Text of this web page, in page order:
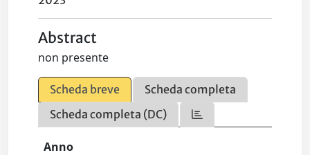
Abstract
non presente
Scheda breve
Scheda completa
Scheda completa (DC)
Anno